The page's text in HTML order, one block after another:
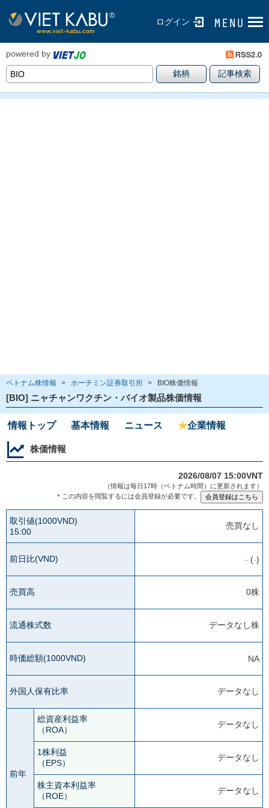
ログイン
powered by
ベトナム株情報 > ホーチミン証券取引所 > BIO株価情報
[BIO] ニャチャンワクチン・バイオ製品株価情報
情報トップ 基本情報 ニュース ★企業情報
株価情報
2026/08/07 15:00VNT
（情報は毎日17時（ベトナム時間）に更新されます）
＊この内容を閲覧するには会員登録が必要です。
取引値(1000VND)
15:00
売買なし
前日比(VND) - (-)
売買高 0株
流通株式数 データなし株
時価総額(1000VND) NA
外国人保有比率 データなし
前年
総資産利益率
（ROA）
データなし
1株利益
（EPS）
データなし
株主資本利益率
（ROE）
データなし